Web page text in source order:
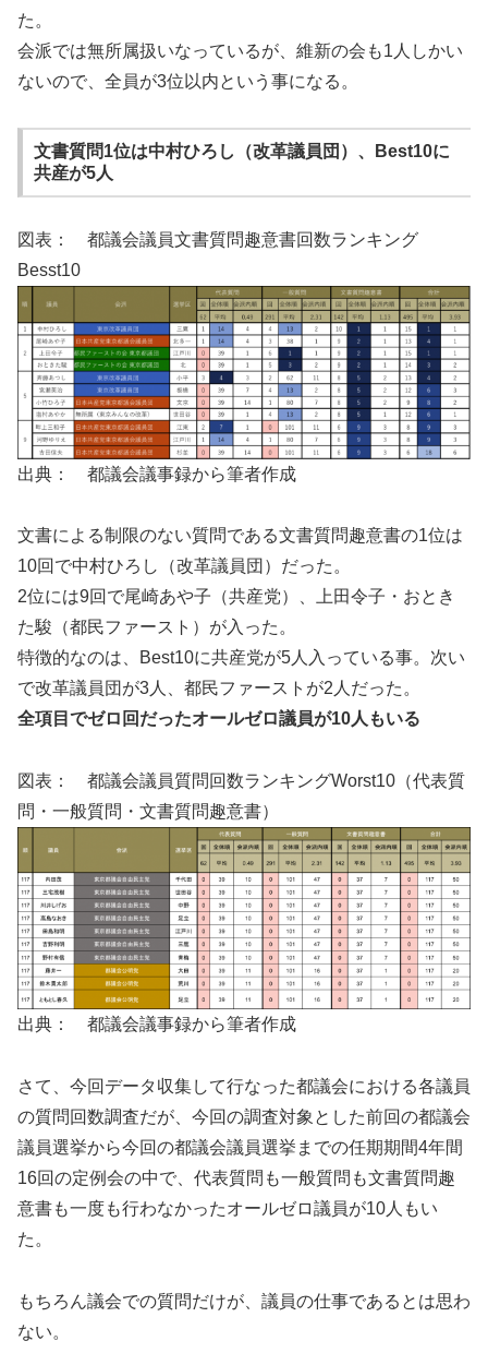
た。
会派では無所属扱いなっているが、維新の会も1人しかい
ないので、全員が3位以内という事になる。
文書質問1位は中村ひろし（改革議員団）、Best10に
共産が5人
図表： 都議会議員文書質問趣意書回数ランキング
Besst10
出典： 都議会議事録から筆者作成
文書による制限のない質問である文書質問趣意書の1位は
10回で中村ひろし（改革議員団）だった。
2位には9回で尾崎あや子（共産党）、上田令子・おとき
た駿（都民ファースト）が入った。
特徴的なのは、Best10に共産党が5人入っている事。次い
で改革議員団が3人、都民ファーストが2人だった。
全項目でゼロ回だったオールゼロ議員が10人もいる
図表： 都議会議員質問回数ランキングWorst10（代表質
問・一般質問・文書質問趣意書）
出典： 都議会議事録から筆者作成
さて、今回データ収集して行なった都議会における各議員
の質問回数調査だが、今回の調査対象とした前回の都議会
議員選挙から今回の都議会議員選挙までの任期期間4年間
16回の定例会の中で、代表質問も一般質問も文書質問趣
意書も一度も行わなかったオールゼロ議員が10人もい
た。
もちろん議会での質問だけが、議員の仕事であるとは思わ
ない。